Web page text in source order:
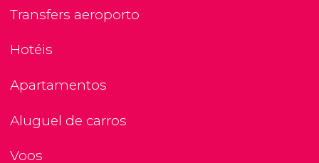
Transfers aeroporto
Hotéis
Apartamentos
Aluguel de carros
Voos